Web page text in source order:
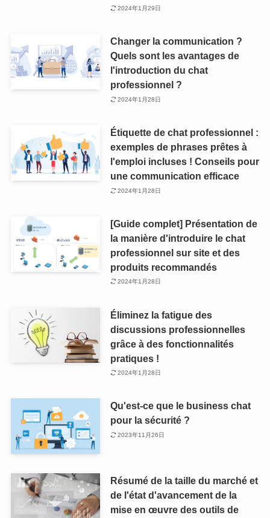
2024年1月29日
Changer la communication ?
Quels sont les avantages de
l'introduction du chat
professionnel ?
2024年1月28日
Étiquette de chat professionnel :
exemples de phrases prêtes à
l'emploi incluses ! Conseils pour
une communication efficace
2024年1月28日
[Guide complet] Présentation de
la manière d'introduire le chat
professionnel sur site et des
produits recommandés
2024年1月28日
Éliminez la fatigue des
discussions professionnelles
grâce à des fonctionnalités
pratiques !
2024年1月28日
Qu'est-ce que le business chat
pour la sécurité ?
2023年11月26日
Résumé de la taille du marché et
de l'état d'avancement de la
mise en œuvre des outils de